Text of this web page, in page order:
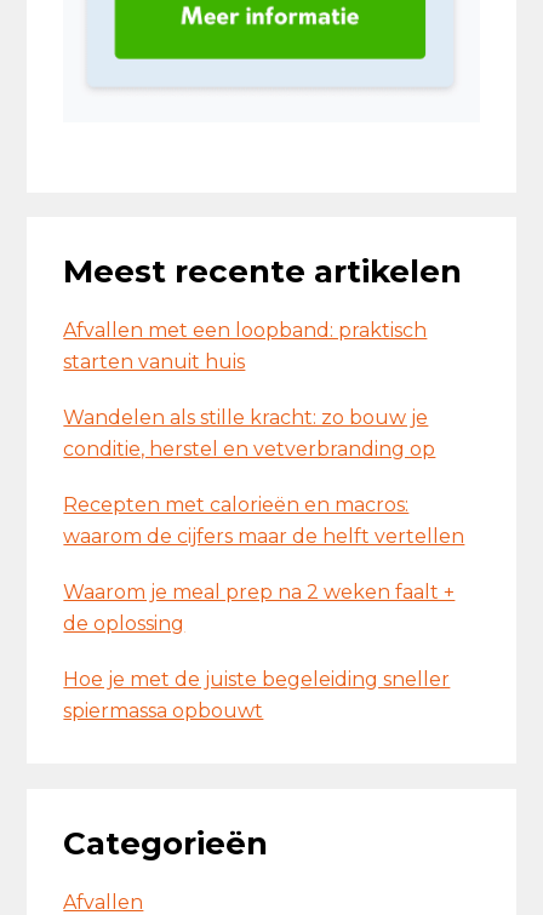
Meest recente artikelen
Afvallen met een loopband: praktisch
starten vanuit huis
Wandelen als stille kracht: zo bouw je
conditie, herstel en vetverbranding op
Recepten met calorieën en macros:
waarom de cijfers maar de helft vertellen
Waarom je meal prep na 2 weken faalt +
de oplossing
Hoe je met de juiste begeleiding sneller
spiermassa opbouwt
Categorieën
Afvallen